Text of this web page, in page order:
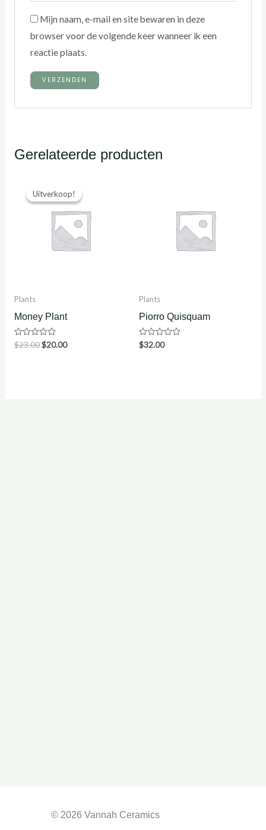
Mijn naam, e-mail en site bewaren in deze
browser voor de volgende keer wanneer ik een
reactie plaats.
Gerelateerde producten
Uitverkoop!
Uitverkoop!
Plants
Money Plant
Waardering
0
$23.00$20.00
Plants
Piorro Quisquam
Waardering
0
$32.00
© 2026 Vannah Ceramics